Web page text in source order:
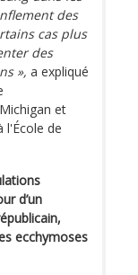
des
cas plus
des
», a expliqué
et
l'École de
d’un
ecchymoses